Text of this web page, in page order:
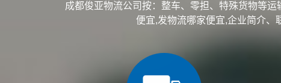
成都俊亚物流公司按：整车、零担、特殊货物等
便宜,发物流哪家便宜,企业简介、